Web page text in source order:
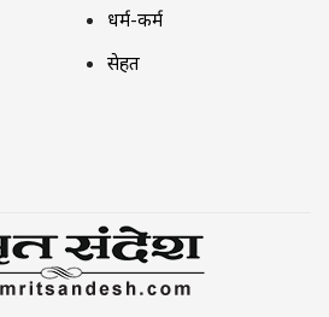
धर्म-कर्म
सेहत